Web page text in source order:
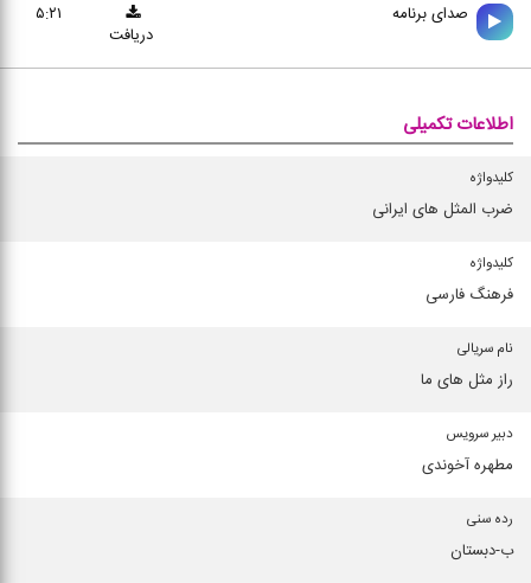
صدای برنامه
۵:۲۱
دریافت
اطلاعات تکمیلی
كلیدواژه
ضرب المثل های ایرانی
كلیدواژه
فرهنگ فارسی
نام سریالی
راز مثل های ما
دبیر سرویس
مطهره آخوندی
رده سنی
ب-دبستان